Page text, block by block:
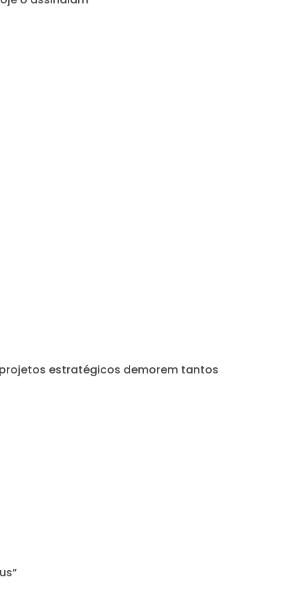
estratégicos demorem tantos